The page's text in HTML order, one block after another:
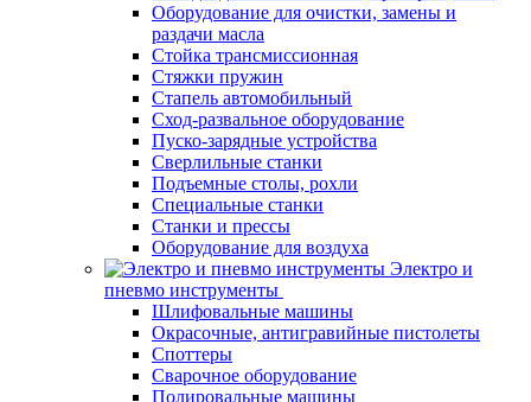
Оборудование для очистки, замены и
раздачи масла
Стойка трансмиссионная
Стяжки пружин
Стапель автомобильный
Сход-развальное оборудование
Пуско-зарядные устройства
Сверлильные станки
Подъемные столы, рохли
Специальные станки
Станки и прессы
Оборудование для воздуха
Электро и
пневмо инструменты
Шлифовальные машины
Окрасочные, антигравийные пистолеты
Споттеры
Сварочное оборудование
Полировальные машины